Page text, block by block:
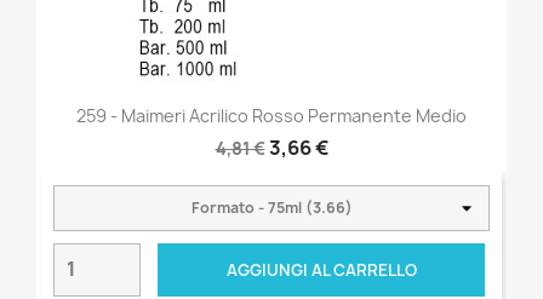
259 - Maimeri Acrilico Rosso Permanente Medio
4,81 €3,66 €
AGGIUNGI AL CARRELLO